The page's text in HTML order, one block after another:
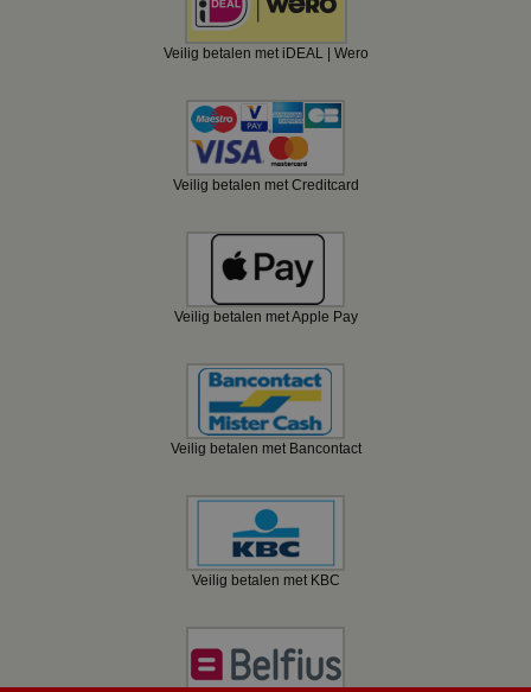
Veilig betalen met iDEAL | Wero
Veilig betalen met Creditcard
Veilig betalen met Apple Pay
Veilig betalen met Bancontact
Veilig betalen met KBC